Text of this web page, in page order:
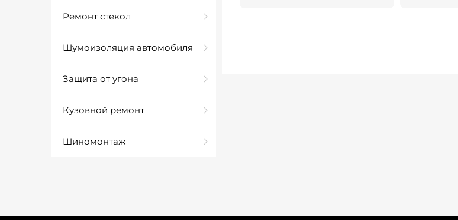
Ремонт стекол
Шумоизоляция автомобиля
Защита от угона
Кузовной ремонт
Шиномонтаж